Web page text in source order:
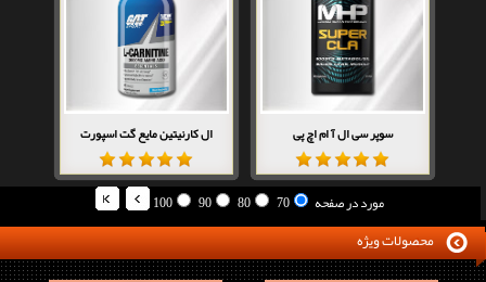
سوپر سی ال آ ام اچ پی ال کارنیتین مایع گت اسپورت
مورد در صفحه 70
80
90
100
محصولات ویژه